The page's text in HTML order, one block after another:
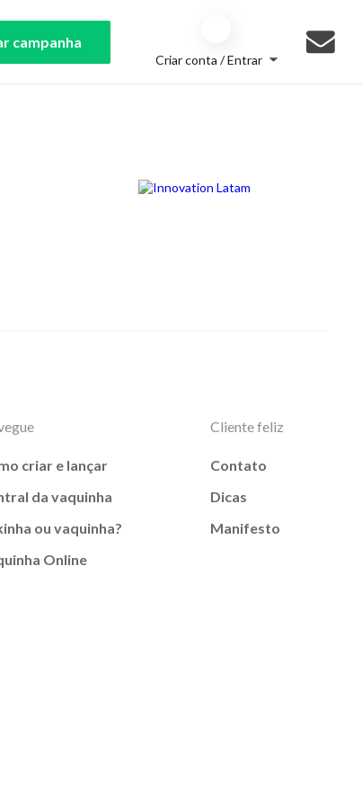
campanha
Criar conta / Entrar
criar e lançar
da vaquinha
ou vaquinha?
Online
Cliente feliz
Contato
Dicas
Manifesto